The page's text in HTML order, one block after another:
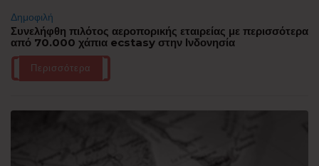
Δημοφιλή
Συνελήφθη πιλότος αεροπορικής εταιρείας με περισσότερα
από 70.000 χάπια ecstasy στην Ινδονησία
Περισσότερα